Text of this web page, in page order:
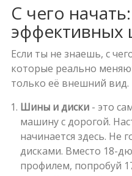
С чего
эффективных
Если ты не знаешь, с
которые реально
только её внешний вид.
Шины и диски- это
машину с дорогой.
начинается здесь. Не
дисками. Вместо 18-
профилем, попробуй